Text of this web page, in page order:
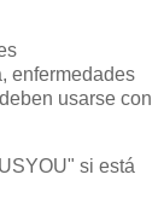
enfermedades
usarse con
si está